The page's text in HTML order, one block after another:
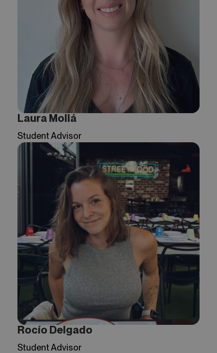
Laura Mollá
Student Advisor
Rocío Delgado
Student Advisor